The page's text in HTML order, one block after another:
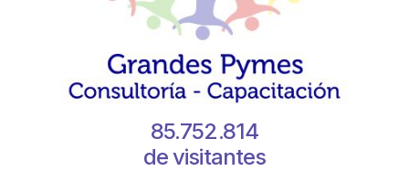
85.752.814
de visitantes